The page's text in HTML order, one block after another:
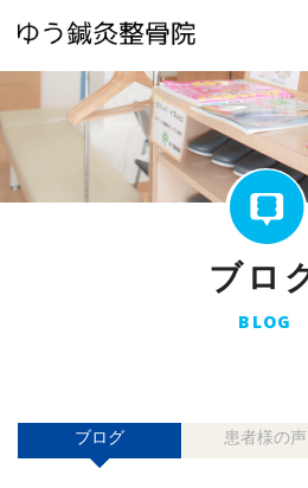
ブロ
BLOG
ブログ 患者様の声